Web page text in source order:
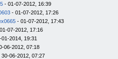
- 01-07-2012, 16:39
- 01-07-2012, 17:26
- 01-07-2012, 17:43
07-2012, 17:16
01-2014, 19:31
06-2012, 07:18
30-06-2012, 07:27